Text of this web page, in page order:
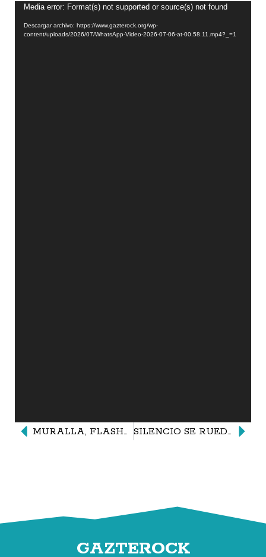
Reproductor
de
vídeo
Media error: Format(s) not supported or source(s) not found
Descargar archivo: https://www.gazterock.org/wp-
content/uploads/2026/07/WhatsApp-Video-2026-07-06-at-00.58.11.mp4?_=1
MURALLA, FLASHES Y ROCK AND ROLL SILENCIO SE RUEDA!!!
GAZTEROCK